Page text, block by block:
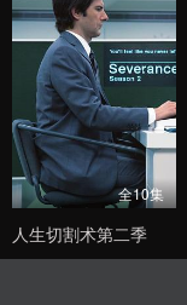
全10集
人生切割术第二季